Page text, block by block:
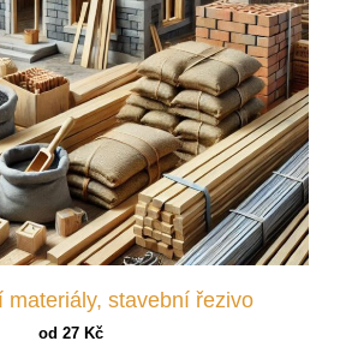
materiály, stavební řezivo
od 27 Kč